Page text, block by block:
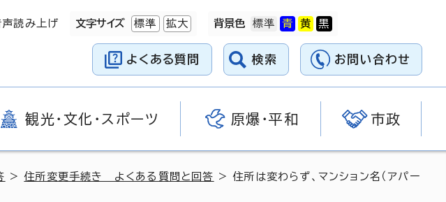
声読み上げ 文字サイズ 標準 拡大 背景色
よくある質問 検索 お問い合わせ
観光・文化・スポーツ 原爆・平和 市政
>住所変更手続き よくある質問と回答 > 住所は変わらず、マンション名（アパー